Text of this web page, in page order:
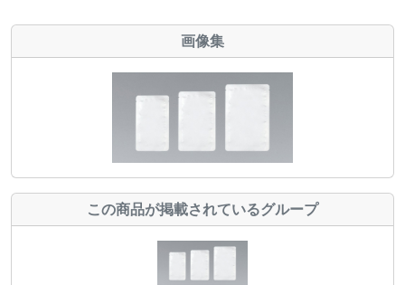
画像集
この商品が掲載されているグループ